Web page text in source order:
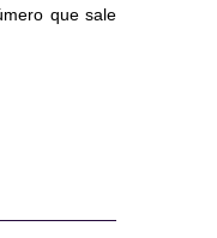
que sale